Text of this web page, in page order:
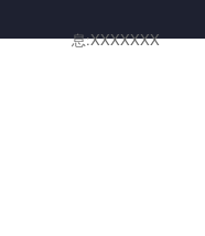
息:XXXXXXX